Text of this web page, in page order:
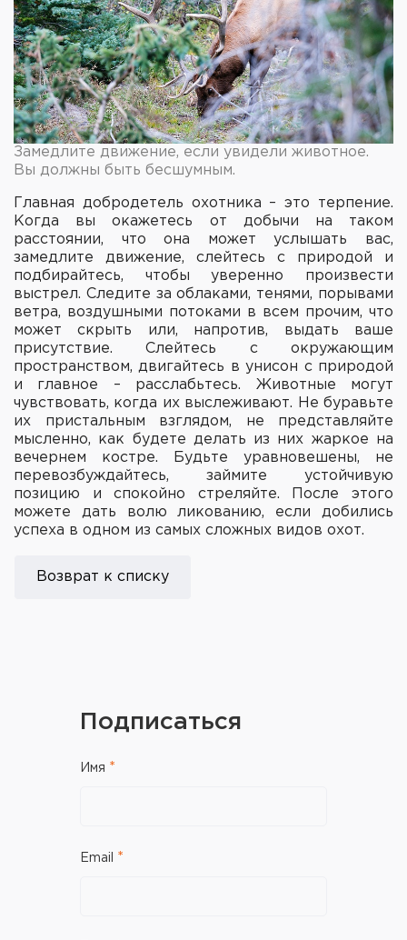
Замедлите движение, если увидели животное.
Вы должны быть бесшумным.
Главная добродетель охотника – это терпение.
Когда вы окажетесь от добычи на таком
расстоянии, что она может услышать вас,
замедлите движение, слейтесь с природой и
подбирайтесь, чтобы уверенно произвести
выстрел. Следите за облаками, тенями, порывами
ветра, воздушными потоками в всем прочим, что
может скрыть или, напротив, выдать ваше
присутствие. Слейтесь с окружающим
пространством, двигайтесь в унисон с природой
и главное – расслабьтесь. Животные могут
чувствовать, когда их выслеживают. Не буравьте
их пристальным взглядом, не представляйте
мысленно, как будете делать из них жаркое на
вечернем костре. Будьте уравновешены, не
перевозбуждайтесь, займите устойчивую
позицию и спокойно стреляйте. После этого
можете дать волю ликованию, если добились
успеха в одном из самых сложных видов охот.
Возврат к списку
Подписаться
Имя
Email